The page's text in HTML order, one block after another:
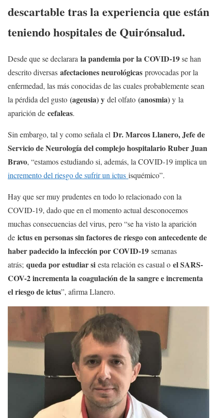
descartable tras la experiencia que están
teniendo hospitales de Quirónsalud.
Desde que se declarara la pandemia por la COVID-19se han
descrito diversas afectaciones neurológicas provocadas por la
enfermedad, las más conocidas de las cuales probablemente sean
la pérdida del gusto (ageusia) y del olfato (anosmia)y la
aparición de cefaleas.
Sin embargo, tal y como señala el Dr. Marcos Llanero, Jefe de
Servicio de Neurología del complejo hospitalario Ruber Juan
Bravo, “estamos estudiando si, además, la COVID-19 implica un
incremento del riesgo de sufrir un ictus isquémico”.
Hay que ser muy prudentes en todo lo relacionado con la
COVID-19, dado que en el momento actual desconocemos
muchas consecuencias del virus, pero “se ha visto la aparición
de ictus en personas sin factores de riesgo con antecedente de
haber padecido la infección por COVID-19 semanas
atrás; queda por estudiar si esta relación es casual o el SARS-
COV-2 incrementa la coagulación de la sangre e incrementa
el riesgo de ictus”, afirma Llanero.